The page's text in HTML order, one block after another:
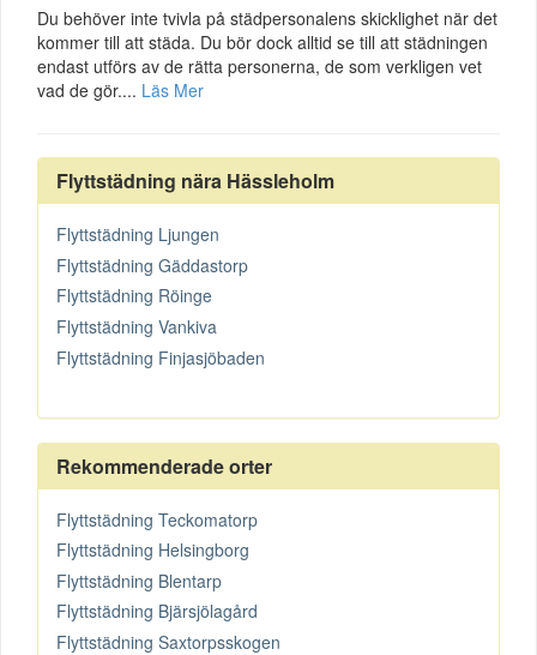
Du behöver inte tvivla på städpersonalens skicklighet när det
kommer till att städa. Du bör dock alltid se till att städningen
endast utförs av de rätta personerna, de som verkligen vet
vad de gör.... Läs Mer
Flyttstädning nära Hässleholm
Flyttstädning Ljungen
Flyttstädning Gäddastorp
Flyttstädning Röinge
Flyttstädning Vankiva
Flyttstädning Finjasjöbaden
Rekommenderade orter
Flyttstädning Teckomatorp
Flyttstädning Helsingborg
Flyttstädning Blentarp
Flyttstädning Bjärsjölagård
Flyttstädning Saxtorpsskogen